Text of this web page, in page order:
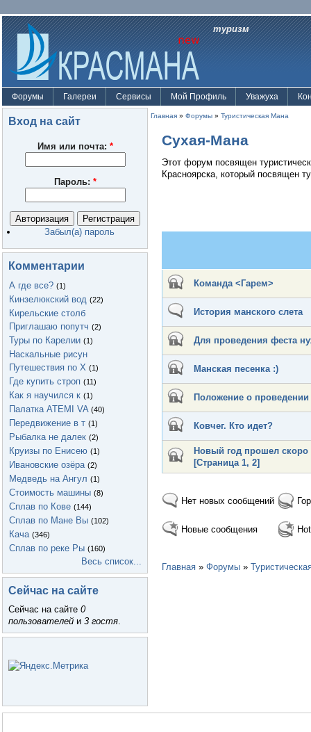
туризм
Форумы Галереи Сервисы Мой Профиль Уважуха
Вход на сайт
Имя или почта: *
Пароль: *
Забыл(а) пароль
Комментарии
А где все? (1)
Кинзелюкский вод (22)
Кирельские столб
Приглашаю попутч (2)
Туры по Карелии (1)
Наскальные рисун
Путешествия по Х (1)
Где купить строп (11)
Как я научился к (1)
Палатка ATEMI VA (40)
Передвижение в т (1)
Рыбалка не далек (2)
Круизы по Енисею (1)
Ивановские озёра (2)
Медведь на Ангул (1)
Стоимость машины (8)
Сплав по Кове (144)
Сплав по Мане Вы (102)
Кача (346)
Сплав по реке Ры (160)
Весь список...
Сейчас на сайте
Сейчас на сайте 0
пользователей и 3 гостя.
Главная » Форумы » Туристическая Мана
Сухая-Мана
Этот форум посвящен
Красноярска, который посвящен
Команда <Гарем>
История манского слета
Для проведения феста
Манская песенка :)
Положение о
Ковчег. Кто идет?
Новый год прошел скоро
[Страница 1, 2]
Нет новых сообщений
Новые сообщения
Главная » Форумы »